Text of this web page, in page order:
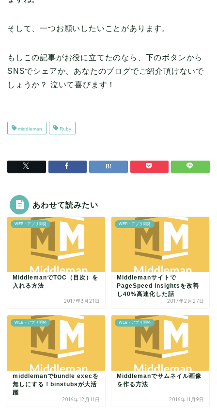
そして、一つお願いしたいことがあります。
もしこの記事がお役に立てたのなら、下のボタンから
SNSでシェアか、あなたのブログでご紹介頂けないで
しょうか？ 泣いて喜びます！
middleman Ruby
あわせて読みたい
WEB・アプリ開発
MiddlemanでTOC（目次）を
入れる方法
2017年3月21日
WEB・アプリ開発
Middlemanサイトで
PageSpeed Insightsを改善
し40%高速化した話
2017年2月27日
WEB・アプリ開発
middlemanでbundle execを
無しにする！binstubsが大活
躍
2016年12月11日
WEB・アプリ開発
Middlemanでサムネイル画像
を作る方法
2016年11月9日